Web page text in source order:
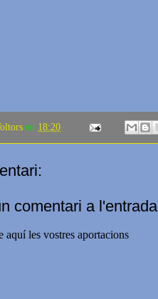
en 18:20
comentari a l'entrada
aquí les vostres aportacions